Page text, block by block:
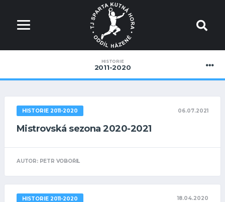
HISTORIE
2011-2020
HISTORIE 2011-2020 06.07.2021
Mistrovská sezona 2020-2021
AUTOR: PETR VOBOŘIL
HISTORIE 2011-2020 18.04.2020